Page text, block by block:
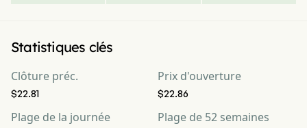
Statistiques clés
Clôture préc.
$22.81
Prix d'ouverture
$22.86
Plage de la journée Plage de 52 semaines